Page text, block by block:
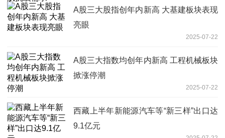
A股三大股指创年内新高 大基建板块表现
亮眼
2025-07-22
A股三大指数均创年内新高 工程机械板块
掀涨停潮
2025-07-22
西藏上半年新能源汽车等“新三样”出口达
9.1亿元